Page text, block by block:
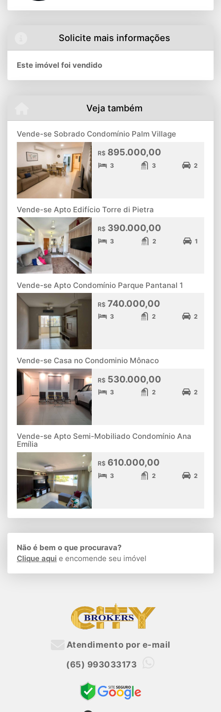
Solicite mais informações
Este imóvel foi vendido
Veja também
Vende-se Sobrado Condomínio Palm Village
R$ 895.000,00
3 3 2
Vende-se Apto Edifício Torre di Pietra
R$ 390.000,00
3 2 1
Vende-se Apto Condomínio Parque Pantanal 1
R$ 740.000,00
3 2 2
Vende-se Casa no Condominio Mônaco
R$ 530.000,00
3 2 2
Vende-se Apto Semi-Mobiliado Condomínio Ana
Emília
R$ 610.000,00
3 2 2
Não é bem o que procurava?
Clique aqui e encomende seu imóvel
Atendimento por e-mail
(65) 993033173